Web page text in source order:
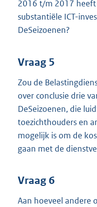
2016 t/m 2017 heeft
substantiële ICT-
DeSeizoenen?
Vraag 5
Zou de
over conclusie drie
DeSeizoenen, die
toezichthouders en
mogelijk is om de
gaan met de
Vraag 6
Aan hoeveel andere